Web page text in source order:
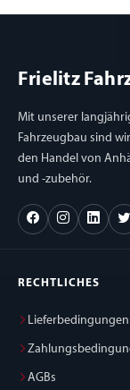
Frielitz
Mit unserer
Fahrzeugbau sind
den Handel von
und -zubehör.
RECHTLICHES
Lieferbedingungen
AGBs